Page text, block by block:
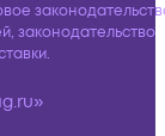
законодательство